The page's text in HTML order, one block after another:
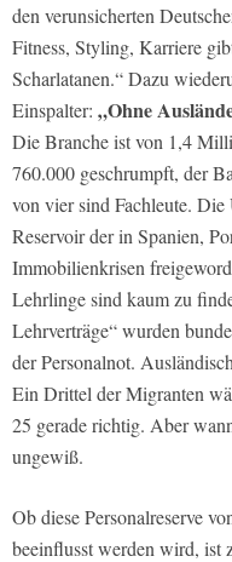
den verunsicherten
Fitness, Styling, Karriere
Scharlatanen.“ Dazu
Einspalter: „Ohne
Die Branche ist von 1,4
760.000 geschrumpft, der
von vier sind Fachleute. Die
Reservoir der in Spanien,
Immobilienkrisen
Lehrlinge sind kaum zu
Lehrverträge“ wurden
der Personalnot.
Ein Drittel der Migranten
25 gerade richtig. Aber
ungewiß.
Ob diese Personalreserve
beeinflusst werden wird, ist